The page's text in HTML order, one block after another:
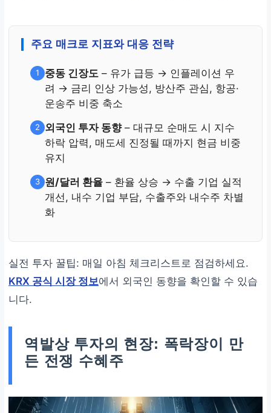
주요 매크로 지표와 대응 전략
1 중동 긴장도 – 유가 급등 → 인플레이션 우
려 → 금리 인상 가능성, 방산주 관심, 항공·
운송주 비중 축소
2 외국인 투자 동향– 대규모 순매도 시 지수
하락 압력, 매도세 진정될 때까지 현금 비중
유지
3 원/달러 환율 – 환율 상승 → 수출 기업 실적
개선, 내수 기업 부담, 수출주와 내수주 차별
화
실전 투자 꿀팁: 매일 아침 체크리스트로 점검하세요.
KRX 공식 시장 정보에서 외국인 동향을 확인할 수 있습
니다.
역발상 투자의 현장: 폭락장이 만
든 전쟁 수혜주